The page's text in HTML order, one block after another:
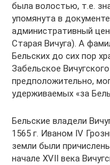
была волостью, т.е.
упомянута в
административный
Старая Вичуга). А
Бельских до сих пор
Забельское
предположительно,
удерживаемых «за
Бельские владели
1565 г. Иваном IV
земли были
начале XVII века